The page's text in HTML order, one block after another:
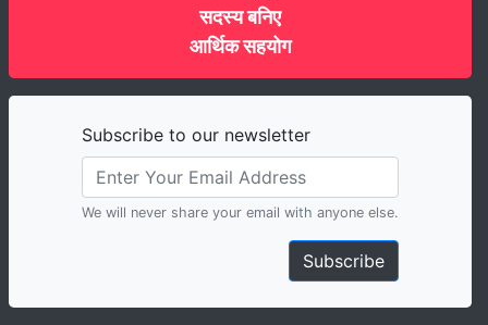
सदस्य बनिए
आर्थिक सहयोग
Subscribe to our newsletter
We will never share your email with anyone else.
Subscribe